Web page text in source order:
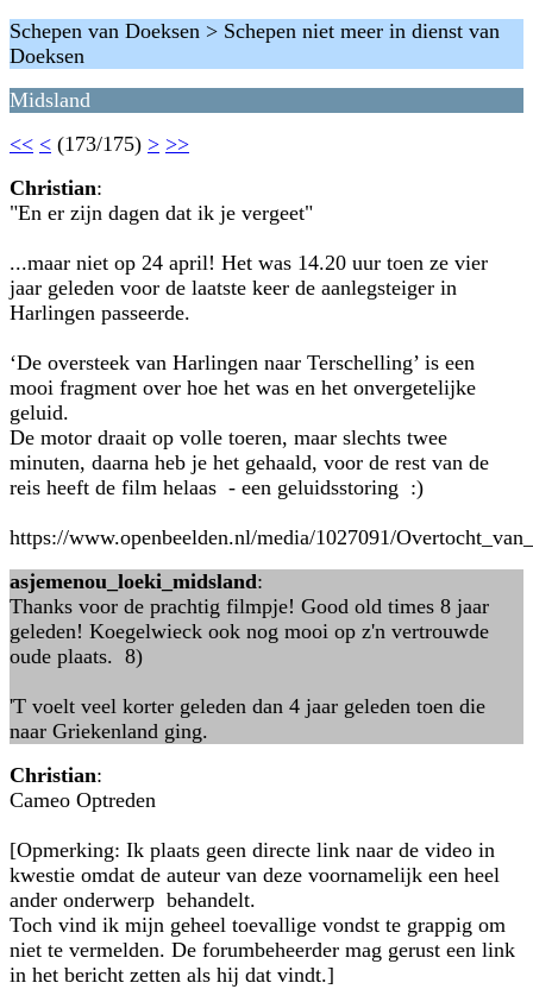
Schepen van Doeksen > Schepen niet meer in dienst van
Doeksen
Midsland
<< < (173/175) > >>
Christian:
"En er zijn dagen dat ik je vergeet"
...maar niet op 24 april! Het was 14.20 uur toen ze vier
jaar geleden voor de laatste keer de aanlegsteiger in
Harlingen passeerde.
‘De oversteek van Harlingen naar Terschelling’ is een
mooi fragment over hoe het was en het onvergetelijke
geluid.
De motor draait op volle toeren, maar slechts twee
minuten, daarna heb je het gehaald, voor de rest van de
reis heeft de film helaas - een geluidsstoring :)
https://www.openbeelden.nl/media/1027091/
asjemenou_loeki_midsland:
Thanks voor de prachtig filmpje! Good old times 8 jaar
geleden! Koegelwieck ook nog mooi op z'n vertrouwde
oude plaats. 8)
'T voelt veel korter geleden dan 4 jaar geleden toen die
naar Griekenland ging.
Christian:
Cameo Optreden
[Opmerking: Ik plaats geen directe link naar de video in
kwestie omdat de auteur van deze voornamelijk een heel
ander onderwerp behandelt.
Toch vind ik mijn geheel toevallige vondst te grappig om
niet te vermelden. De forumbeheerder mag gerust een link
in het bericht zetten als hij dat vindt.]